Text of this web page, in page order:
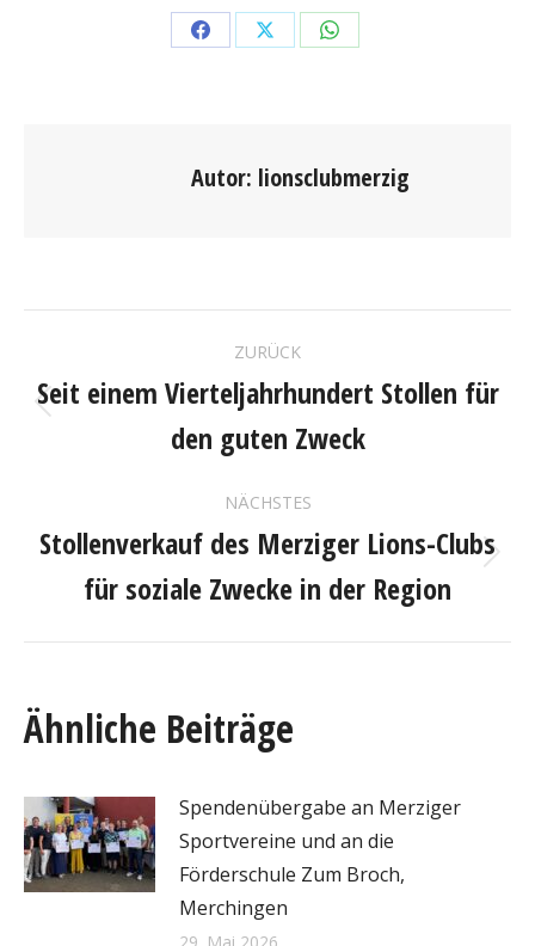
Share Share Share
Autor: lionsclubmerzig
ZURÜCK
Beitrag:
Seit einem Vierteljahrhundert Stollen für
den guten Zweck
NÄCHSTES
Nächster
Beitrag:
Stollenverkauf des Merziger Lions-Clubs
für soziale Zwecke in der Region
Ähnliche Beiträge
Spendenübergabe an Merziger
Sportvereine und an die
Förderschule Zum Broch,
Merchingen